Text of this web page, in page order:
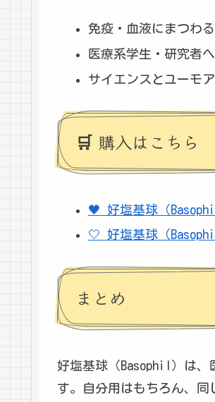
免疫・血液にまつわ
医療系学生・研究者
サイエンスとユーモ
🛒 購入はこちら
🖤 好塩基球（
🤍 好塩基球（
まとめ
好塩基球（Basophil）は
す。自分用はもちろん、同